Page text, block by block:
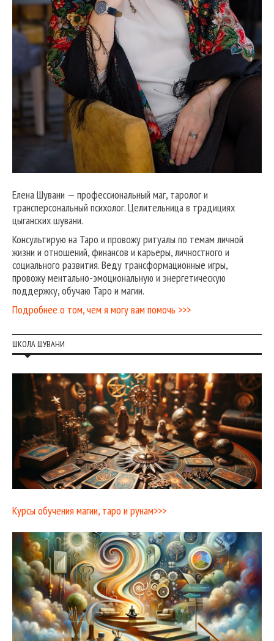
Елена Шувани — профессиональный маг, таролог и
трансперсональный психолог. Целительница в традициях
цыганских шувани.
Консультирую на Таро и провожу ритуалы по темам личной
жизни и отношений, финансов и карьеры, личностного и
социального развития. Веду трансформационные игры,
провожу ментально-эмоциональную и энергетическую
поддержку, обучаю Таро и магии.
Подробнее о том, чем я могу вам помочь >>>
ШКОЛА ШУВАНИ
Курсы обучения магии, таро и рунам>>>